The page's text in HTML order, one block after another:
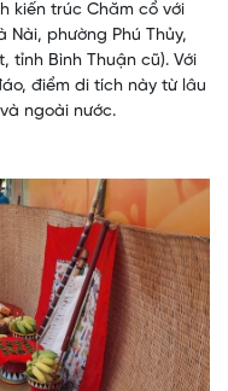
kiến trúc Chăm cổ với
phường Phú Thủy,
tỉnh Bình Thuận cũ). Với
điểm di tích này từ lâu
ngoài nước.